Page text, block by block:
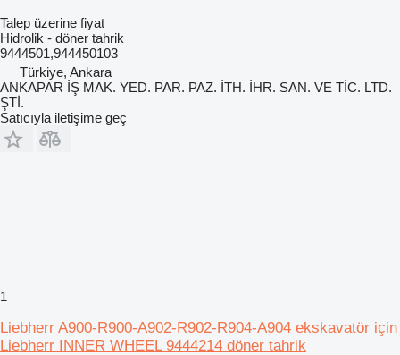
Talep üzerine fiyat
Hidrolik - döner tahrik
9444501,944450103
Türkiye, Ankara
ANKAPAR İŞ MAK. YED. PAR. PAZ. İTH. İHR. SAN. VE TİC. LTD.
ŞTİ.
Satıcıyla iletişime geç
1
Liebherr A900-R900-A902-R902-R904-A904 ekskavatör için
Liebherr INNER WHEEL 9444214 döner tahrik